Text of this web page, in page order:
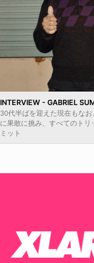
INTERVIEW - GABRIEL
30代半ばを迎えた現在もなお
に果敢に挑み、すべてのトリ
ミット